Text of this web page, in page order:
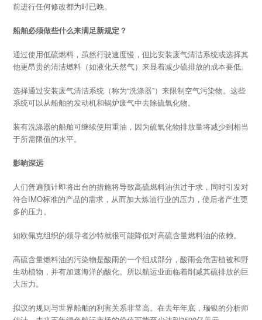
前进行任何修改都为时已晚。
船舶必须做些什么来满足新规定？
通过使用低硫燃料，虽然行驶速度慢，但比安装废气清洁系统或选择其
他更昂贵的清洁燃料（如液化天然气）来显着减少硫排放的成本要低。
选择通过安装废气清洁系统（称为“洗涤器”）来限制空气污染物。这些
系统可以从船舶的发动机和锅炉废气中去除硫氧化物。
装有洗涤器的船舶可继续使用重油，因为硫氧化物排放量将减少到相当
于所需限值的水平。
影响深远
人们普遍预计即将出台的措施将导致高硫燃料油供过于求，同时引发对
符合IMO标准的产品的需求，从而加大炼油行业的压力，使后者产生更
多的压力。
如欧佩克组织的领导者沙特就很可能降低对高硫含量燃料油的依赖。
高硫含量燃料油的污染物是酸雨的一个组成部分，酸雨会危害植被和野
生动植物，并有加速海洋的酸化。所以航运业面临着削减其硫排放的巨
大压力。
拟议的规则与世界船舶的利害关系非常高。在去年年底，瑞银的分析师